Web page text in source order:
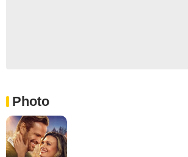
Photo